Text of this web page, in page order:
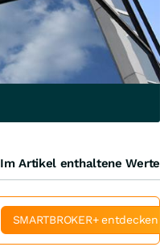
Im Artikel enthaltene Werte
SMARTBROKER+ entdecken